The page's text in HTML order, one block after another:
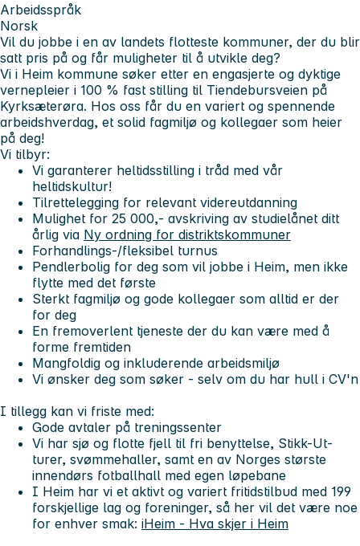
Arbeidsspråk
Norsk
Vil du jobbe i en av landets flotteste kommuner, der du blir
satt pris på og får muligheter til å utvikle deg?
Vi i Heim kommune søker etter en engasjerte og dyktige
vernepleier i 100 % fast stilling til Tiendebursveien på
Kyrksæterøra. Hos oss får du en variert og spennende
arbeidshverdag, et solid fagmiljø og kollegaer som heier
på deg!
Vi tilbyr:
Vi garanterer heltidsstilling i tråd med vår
heltidskultur!
Tilrettelegging for relevant videreutdanning
Mulighet for 25 000,- avskriving av studielånet ditt
årlig via Ny ordning for distriktskommuner
Forhandlings-/fleksibel turnus
Pendlerbolig for deg som vil jobbe i Heim, men ikke
flytte med det første
Sterkt fagmiljø og gode kollegaer som alltid er der
for deg
En fremoverlent tjeneste der du kan være med å
forme fremtiden
Mangfoldig og inkluderende arbeidsmiljø
Vi ønsker deg som søker - selv om du har hull i CV'n
I tillegg kan vi friste med:
Gode avtaler på treningssenter
Vi har sjø og flotte fjell til fri benyttelse, Stikk-Ut-
turer, svømmehaller, samt en av Norges største
innendørs fotballhall med egen løpebane
I Heim har vi et aktivt og variert fritidstilbud med 199
forskjellige lag og foreninger, så her vil det være noe
for enhver smak: iHeim - Hva skjer i Heim